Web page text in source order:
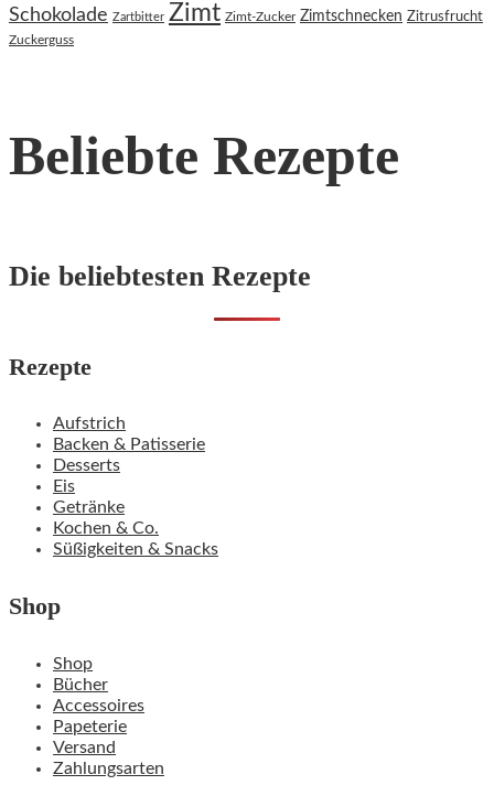
Schokolade Zartbitter Zimt Zimt-Zucker Zimtschnecken Zitrusfrucht
Zuckerguss
Beliebte Rezepte
Die beliebtesten Rezepte
Rezepte
Aufstrich
Backen & Patisserie
Desserts
Eis
Getränke
Kochen & Co.
Süßigkeiten & Snacks
Shop
Shop
Bücher
Accessoires
Papeterie
Versand
Zahlungsarten